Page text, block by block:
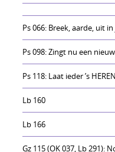
Ps 066: Breek, aarde, uit
Ps 098: Zingt nu een
Ps 118: Laat ieder ’s
Lb 160
Lb 166
Gz 115 (OK 037, Lb 291):